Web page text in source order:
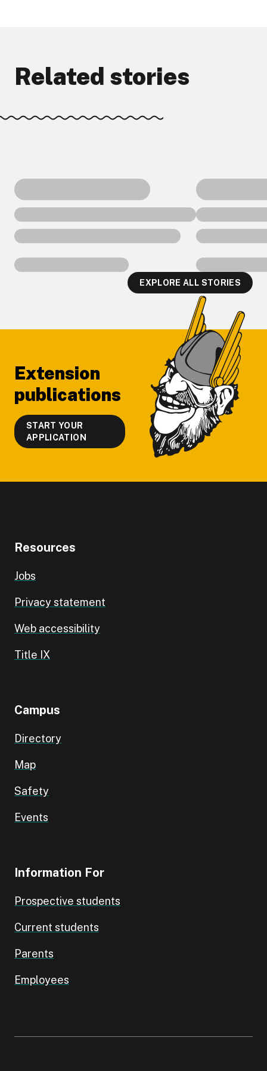
Related stories
EXPLORE ALL STORIES
Extension
publications
START YOUR
APPLICATION
Resources
Jobs
Privacy statement
Web accessibility
Title IX
Campus
Directory
Map
Safety
Events
Information For
Prospective students
Current students
Parents
Employees